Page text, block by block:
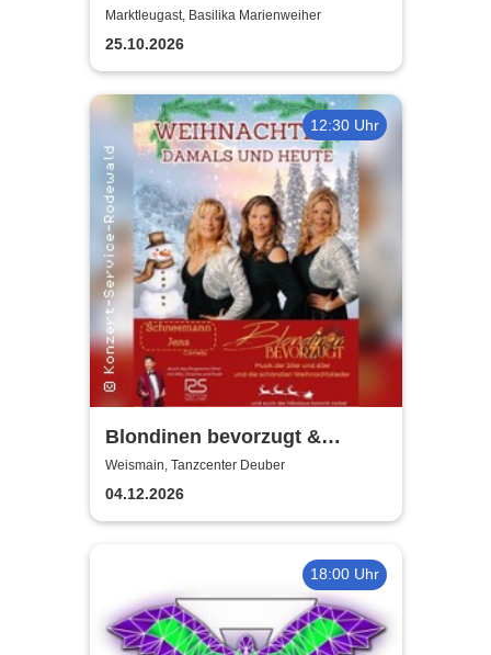
Napoli & Pietro Pato
Marktleugast, Basilika Marienweiher
25.10.2026
12:30 Uhr
Blondinen bevorzugt &
Ronny Söllner | Weihnachten
damals und heute
Weismain, Tanzcenter Deuber
04.12.2026
18:00 Uhr